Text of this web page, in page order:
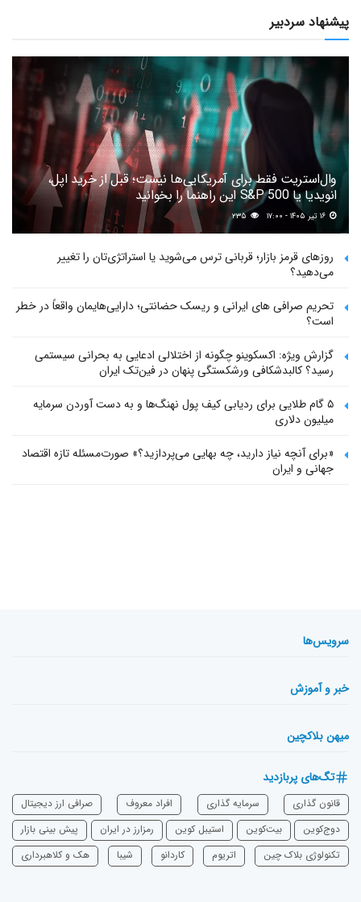
پیشنهاد سردبیر
وال‌استریت فقط برای آمریکایی‌ها نیست؛ قبل از خرید اپل،
انویدیا یا S&P 500 این راهنما را بخوانید
۲۳۵
روزهای قرمز بازار؛ قربانی ترس می‌شوید یا استراتژی‌تان را تغییر
می‌دهید؟
تحریم صرافی های ایرانی و ریسک حضانتی؛ دارایی‌هایمان واقعاً در خطر
است؟
گزارش ویژه: اکسکوینو چگونه از اختلالی ادعایی به بحرانی سیستمی
رسید؟ کالبدشکافی ورشکستگی پنهان در فین‌تک ایران
۵ گام طلایی برای ردیابی کیف پول‌ نهنگ‌ها و به دست آوردن سرمایه
میلیون دلاری
«برای آنچه نیاز دارید، چه بهایی می‌پردازید؟» صورت‌مسئله تازه اقتصاد
جهانی و ایران
سرویس‌ها
خبر و آموزش
میهن بلاکچین
تگ‌های پربازدید
قانون گذاری سرمایه‌ گذاری افراد معروف
صرافی ارز دیجیتال
دوج‌کوین
بیت‌کوین استیبل کوین رمزارز در ایران
پیش بینی بازار
تکنولوژی بلاک چین
اتریوم ‌کاردانو شیبا هک و کلاهبرداری